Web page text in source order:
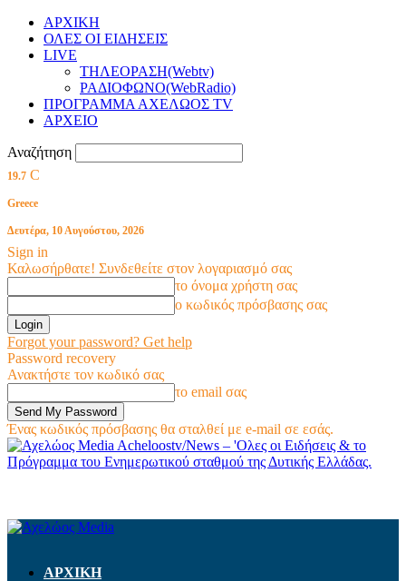
ΑΡΧΙΚΗ
ΟΛΕΣ ΟΙ ΕΙΔΗΣΕΙΣ
LIVE
ΤΗΛΕΟΡΑΣΗ(Webtv)
ΡΑΔΙΟΦΩΝΟ(WebRadio)
ΠΡΟΓΡΑΜΜΑ ΑΧΕΛΩΟΣ TV
ΑΡΧΕΙΟ
Αναζήτηση
19.7 C
Greece
Δευτέρα, 10 Αυγούστου, 2026
Sign in
Καλωσήρθατε! Συνδεθείτε στον λογαριασμό σας
το όνομα χρήστη σας
ο κωδικός πρόσβασης σας
Forgot your password? Get help
Password recovery
Ανακτήστε τον κωδικό σας
το email σας
Ένας κωδικός πρόσβασης θα σταλθεί με e-mail σε εσάς.
Acheloostv/News – 'Ολες οι Ειδήσεις & το
Πρόγραμμα του Ενημερωτικού σταθμού της Δυτικής Ελλάδας.
ΑΡΧΙΚΗ